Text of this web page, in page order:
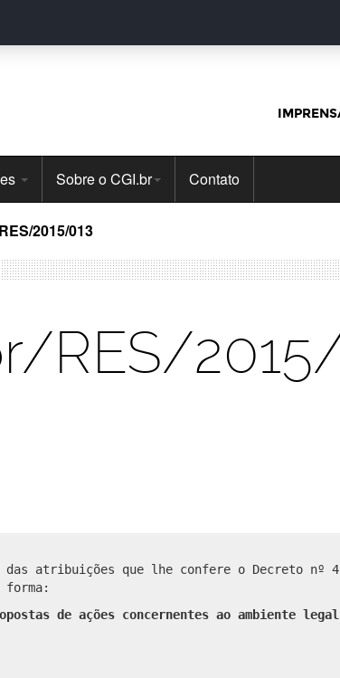
Sobre o CGI.br Contato
2015/013
RES/
uso das atribuições que lhe confere o Decreto
forma:
de ações concernentes ao ambiente